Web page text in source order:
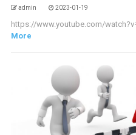
admin 2023-01-19
https://www.youtube.com/
More